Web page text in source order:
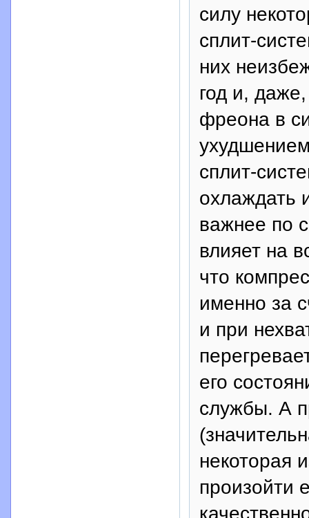
силу
сплит-
них
год и,
фреона в
сплит-
охлаждать
важнее по
влияет на
что
именно за
и при
его
службы. А
некоторая
произойти